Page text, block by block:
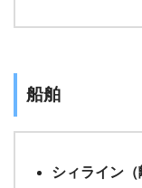
船舶
シィライン